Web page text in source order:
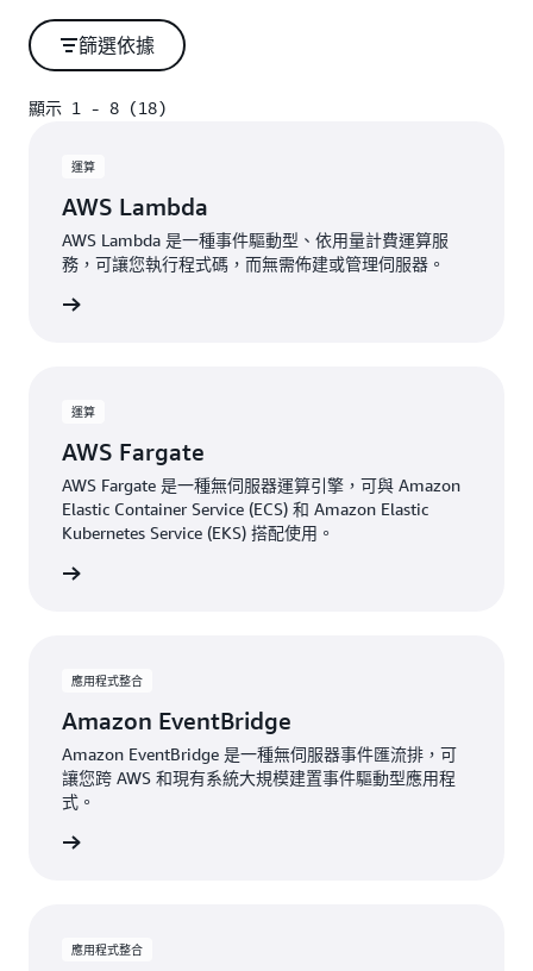
篩選依據
顯示 1 - 8 (18)
運算
AWS Lambda
AWS Lambda 是一種事件驅動型、依用量計費運算服
務，可讓您執行程式碼，而無需佈建或管理伺服器。
運算
AWS Fargate
AWS Fargate 是一種無伺服器運算引擎，可與 Amazon
Elastic Container Service (ECS) 和 Amazon Elastic
Kubernetes Service (EKS) 搭配使用。
應用程式整合
Amazon EventBridge
Amazon EventBridge 是一種無伺服器事件匯流排，可
讓您跨 AWS 和現有系統大規模建置事件驅動型應用程
式。
應用程式整合